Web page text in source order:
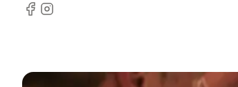
Facebook
Instagram